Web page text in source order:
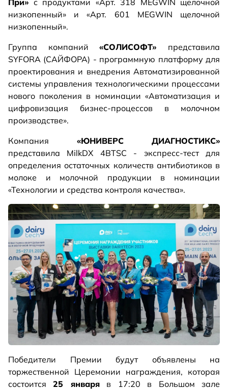
низкопенный» и «Арт. 601 MEGWIN щелочной
низкопенный».
Группа компаний«СОЛИСОФТ» представила
SYFORA (САЙФОРА) - программную платформу для
проектирования и внедрения Автоматизированной
системы управления технологическими процессами
нового поколения в номинации «Автоматизация и
цифровизация бизнес-процессов в молочном
производстве».
Компания «ЮНИВЕРС ДИАГНОСТИКС»
представила MilkDX 4BTSC - экспресс-тест для
определения остаточных количеств антибиотиков в
молоке и молочной продукции в номинации
«Технологии и средства контроля качества».
Победители Премии будут объявлены на
торжественной Церемонии награждения, которая
состоится 25 январяв 17:20 в Большом зале